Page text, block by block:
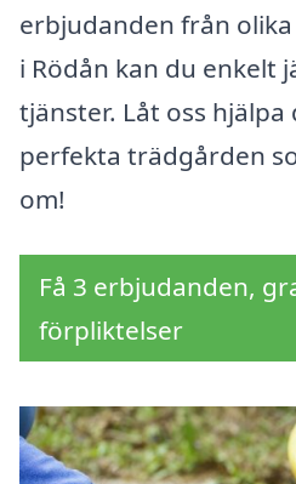
erbjudanden från
i Rödån kan du enkelt
tjänster. Låt oss
perfekta trädgården
om!
Få 3 erbjudanden,
förpliktelser